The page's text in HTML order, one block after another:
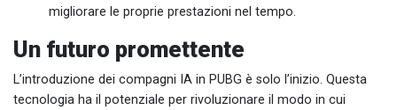
migliorare le proprie prestazioni nel tempo.
Un futuro promettente
L’introduzione dei compagni IA in PUBG è solo l’inizio. Questa
tecnologia ha il potenziale per rivoluzionare il modo in cui